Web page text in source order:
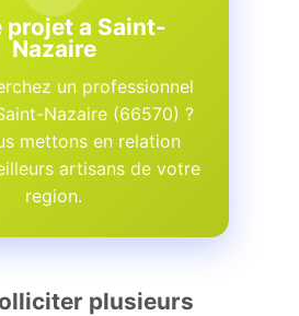
projet a Saint-
Nazaire
un professionnel
Nazaire (66570) ?
mettons en relation
artisans de votre
region.
plusieurs